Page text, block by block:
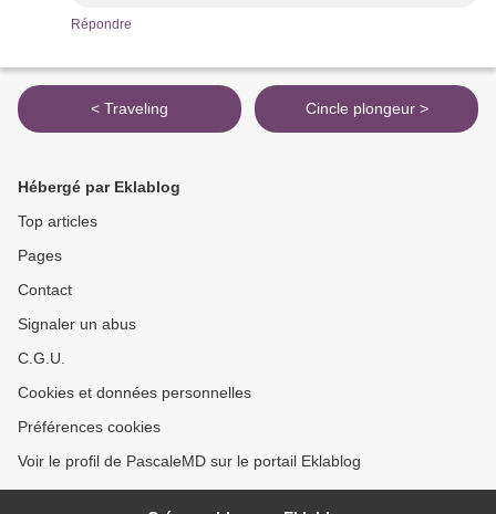
Répondre
< Traveling Cincle plongeur >
Hébergé par Eklablog
Top articles
Pages
Contact
Signaler un abus
C.G.U.
Cookies et données personnelles
Préférences cookies
Voir le profil de PascaleMD sur le portail Eklablog